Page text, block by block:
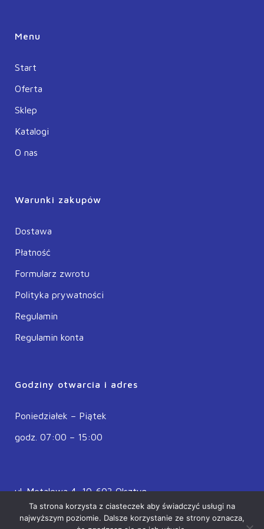
Menu
Start
Oferta
Sklep
Katalogi
O nas
Warunki zakupów
Dostawa
Płatność
Formularz zwrotu
Polityka prywatności
Regulamin
Regulamin konta
Godziny otwarcia i adres
Poniedziałek – Piątek
godz. 07:00 – 15:00
ul. Metalowa 4, 10-603 Olsztyn
POLSKA
Ta strona korzysta z ciasteczek aby świadczyć usługi na
najwyższym poziomie. Dalsze korzystanie ze strony oznacza,